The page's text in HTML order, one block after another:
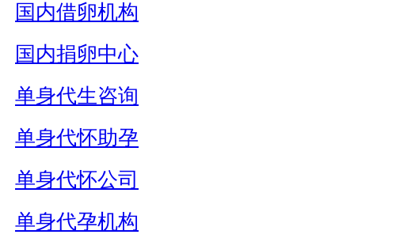
国内借卵机构
国内捐卵中心
单身代生咨询
单身代怀助孕
单身代怀公司
单身代孕机构